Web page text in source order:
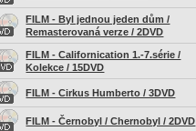
FILM - Byl jednou jeden dům /
Remasterovaná verze / 2DVD
FILM - Californication 1.-7.série /
Kolekce / 15DVD
FILM - Cirkus Humberto / 3DVD
FILM - Černobyl / Chernobyl / 2DVD